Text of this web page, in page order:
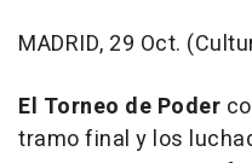
MADRID, 29 Oct.
El Torneo de Poder
tramo final y los